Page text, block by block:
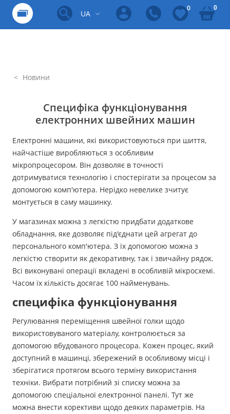
UA
0 0
Новини
Специфіка функціонування
електронних швейних машин
Електронні машини, які використовуються при шиття,
найчастіше виробляються з особливим
мікропроцесором. Він дозволяє в точності
дотримуватися технологію і спостерігати за процесом за
допомогою комп'ютера. Нерідко невелике зчитує
монтується в саму машинку.
У магазинах можна з легкістю придбати додаткове
обладнання, яке дозволяє під'єднати цей агрегат до
персонального комп'ютера. З їх допомогою можна з
легкістю створити як декоративну, так і звичайну рядок.
Всі виконувані операції вкладені в особливій мікросхемі.
Часом їх кількість досягає 100 найменувань.
специфіка функціонування
Регулювання переміщення швейної голки щодо
використовуваного матеріалу, контролюється за
допомогою вбудованого процесора. Кожен процес, який
доступний в машинці, збережений в особливому місці і
зберігатися протягом всього терміну використання
техніки. Вибрати потрібний зі списку можна за
допомогою спеціальної електронної панелі. Тут же
можна внести корективи щодо деяких параметрів. На